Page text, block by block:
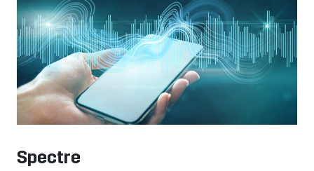
Spectre